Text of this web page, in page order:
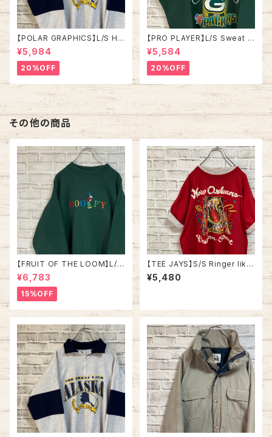
【POLAR GRAPHICS】L/S Hal
fZip Sweat XL Made in US
A 90s “ALASKA” スーベニア
ハーフジップスウェット トレーナ
ー アラスカ お土産モノ vintag
e ヴィンテージ アメリカ USA
¥5,984
20%OFF
【PRO PLAYER】L/S Sweat L
相当 90s Made in USA “PA
CKERS” NFL チームモノ スウ
ェット トレーナー USA製 チーム
ロゴ 1996 CHAMPS 優勝記念
深緑 アメリカ USA 古着
¥5,584
20%OFF
その他の商品
【FRUIT OF THE LOOM】L/S
Parody Sweat XL 90s Mad
e in USA 企業ロゴ パロディ キ
ャラクター スウェット トレーナー
USA製 刺繍ロゴ vintage ヴィ
ンテージ アメリカ USA 古着
¥6,783
15%OFF
【TEE JAYS】S/S Ringer like
Tee XL 90s Made in USA
“Bourbon Street”vintage リ
トリート JAZZ 楽器 アルコール
ヴィンテージ シングルステッチ
アメリカ USA レトロ 古着
¥5,480